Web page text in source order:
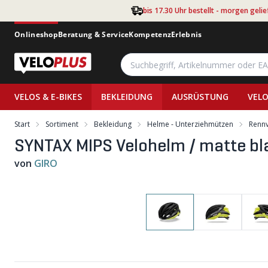
bis 17.30 Uhr bestellt - morgen
OnlineshopBeratung & ServiceKompetenzErlebnis
VELOS & E-BIKES BEKLEIDUNG AUSRÜSTUNG
Start Sortiment Bekleidung Helme - Unterziehmützen
SYNTAX MIPS Velohelm / matte
von GIRO